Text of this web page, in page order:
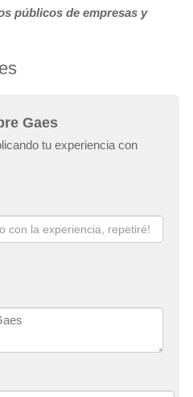
públicos de empresas y
Gaes
tu experiencia con